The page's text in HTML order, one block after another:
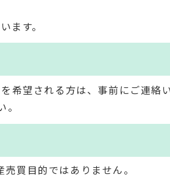
ます。
希望される方は、事前にご連絡
買目的ではありません。